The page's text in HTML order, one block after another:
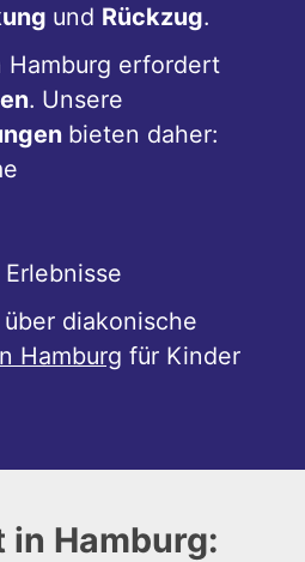
und Rückzug.
Hamburg erfordert
. Unsere
bieten daher:
diakonische
Hamburg für Kinder
Hamburg: